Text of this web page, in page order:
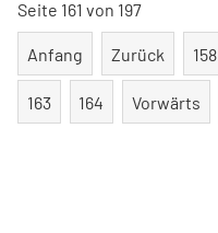
Seite 161 von 197
Anfang Zurück 158
163 164 Vorwärts